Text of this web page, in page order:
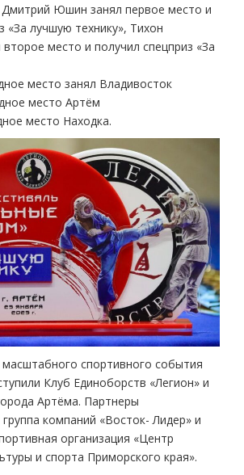
Юшин занял первое место и
«За лучшую технику», Тихон
место и получил спецприз «За
место занял Владивосток
место Артём
место Находка.
спортивного события
Клуб Единоборств «Легион» и
Артёма. Партнеры
компаний «Восток- Лидер» и
организация «Центр
и спорта Приморского края».